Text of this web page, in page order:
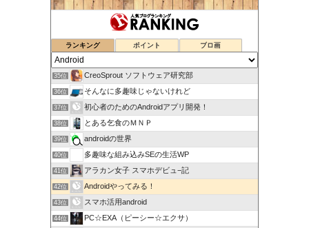
ランキング ポイント ブロ画
35位 CreoSprout ソフトウェア研究部
36位 そんなに多趣味じゃないけれど
37位 初心者のためのAndroidアプリ開発！
38位 とある乞食のＭＮＰ
39位 androidの世界
40位 多趣味な組み込みSEの生活WP
41位 アラカン女子 スマホデビュ−記
42位 Androidやってみる！
43位 スマホ活用android
44位 PC☆EXA（ピーシー☆エクサ）